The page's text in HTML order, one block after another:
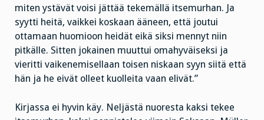
miten ystävät voisi jättää tekemällä itsemurhan. Ja
syytti heitä, vaikkei koskaan ääneen, että joutui
ottamaan huomioon heidät eikä siksi mennyt niin
pitkälle. Sitten jokainen muuttui omahyväiseksi ja
vieritti vaikenemisellaan toisen niskaan syyn siitä että
hän ja he eivät olleet kuolleita vaan elivät.”
Kirjassa ei hyvin käy. Neljästä nuoresta kaksi tekee